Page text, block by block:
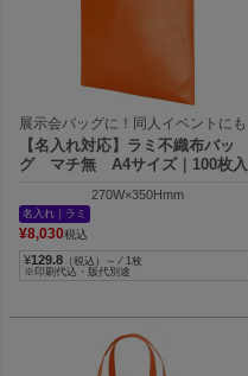
展示会バッグに！同人イベントにも
【名入れ対応】ラミ不織布バッ
グ マチ無 A4サイズ｜100枚入
270W×350Hmm
名入れ｜ラミ
¥8,030税込
¥129.8 （税込）～ ⁄ 1枚
※印刷代込・版代別途